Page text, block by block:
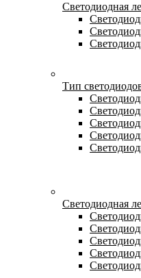
Светодиодная
Тип
Светодиодная